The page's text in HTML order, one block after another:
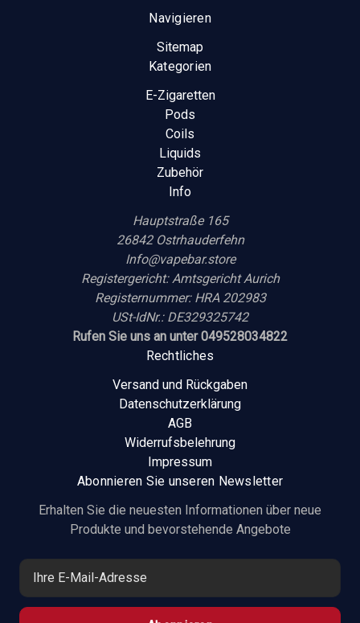
Navigieren
Sitemap
Kategorien
E-Zigaretten
Pods
Coils
Liquids
Zubehör
Info
Hauptstraße 165
26842 Ostrhauderfehn
Info@vapebar.store
Registergericht: Amtsgericht Aurich
Registernummer: HRA 202983
USt-IdNr.: DE329325742
Rufen Sie uns an unter 049528034822
Rechtliches
Versand und Rückgaben
Datenschutzerklärung
AGB
Widerrufsbelehrung
Impressum
Abonnieren Sie unseren Newsletter
Erhalten Sie die neuesten Informationen über neue
Produkte und bevorstehende Angebote
E
M